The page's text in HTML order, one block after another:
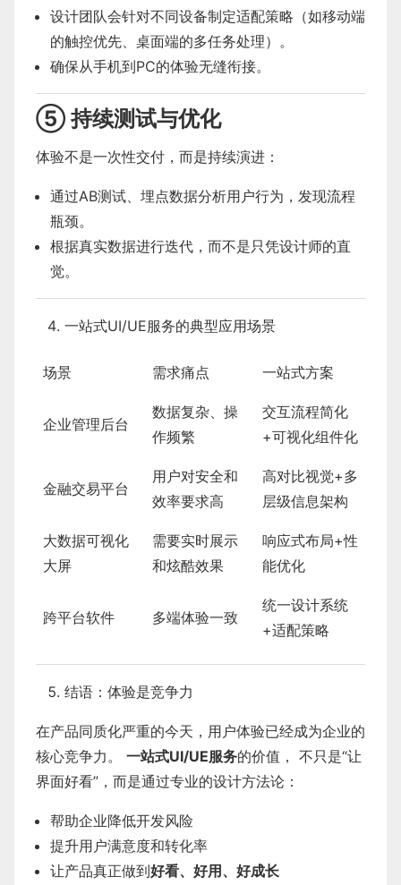
设计团队会针对不同设备制定适配策略（如移动端
的触控优先、桌面端的多任务处理）。
确保从手机到PC的体验无缝衔接。
⑤ 持续测试与优化
体验不是一次性交付，而是持续演进：
通过AB测试、埋点数据分析用户行为，发现流程
瓶颈。
根据真实数据进行迭代，而不是只凭设计师的直
觉。
一站式UI/UE服务的典型应用场景
场景 需求痛点 一站式方案
企业管理后台
数据复杂、操
作频繁
交互流程简化
+可视化组件化
金融交易平台
用户对安全和
效率要求高
高对比视觉+多
层级信息架构
大数据可视化
大屏
需要实时展示
和炫酷效果
响应式布局+性
能优化
跨平台软件 多端体验一致
统一设计系统
+适配策略
结语：体验是竞争力
在产品同质化严重的今天，用户体验已经成为企业的
核心竞争力。 一站式UI/UE服务的价值， 不只是“让
界面好看”，而是通过专业的设计方法论：
帮助企业降低开发风险
提升用户满意度和转化率
让产品真正做到好看、好用、好成长